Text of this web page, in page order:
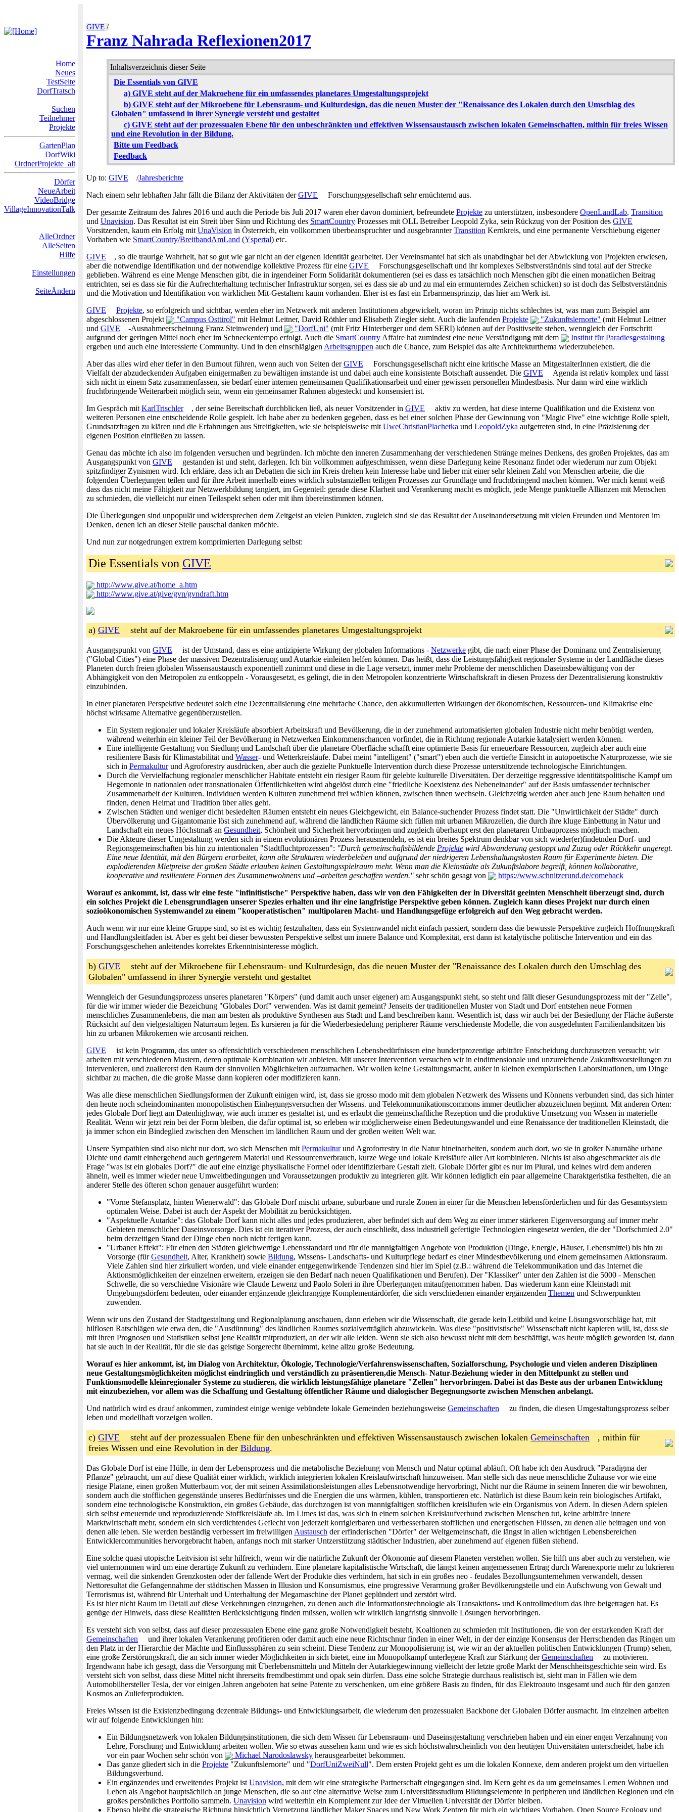
GIVE /
Franz Nahrada Reflexionen2017
Home
Neues
TestSeite
DorfTratsch
Suchen
Teilnehmer
Projekte
GartenPlan
DorfWiki
OrdnerProjekte_alt
Dörfer
NeueArbeit
VideoBridge
VillageInnovationTalk
AlleOrdner
AlleSeiten
Hilfe
Einstellungen
SeiteÄndern
Inhaltsverzeichnis dieser Seite
Die Essentials von GIVE
a) GIVE steht auf der Makroebene für ein umfassendes planetares Umgestaltungsprojekt
b) GIVE steht auf der Mikroebene für Lebensraum- und Kulturdesign, das die neuen Muster der "Renaissance des Lokalen durch den Umschlag des
Globalen" umfassend in ihrer Synergie versteht und gestaltet
c) GIVE steht auf der prozessualen Ebene für den unbeschränkten und effektiven Wissensaustausch zwischen lokalen Gemeinschaften, mithin für freies Wissen
und eine Revolution in der Bildung.
Bitte um Feedback
Feedback
Up to: GIVE /Jahresberichte
Nach einem sehr lebhaften Jahr fällt die Bilanz der Aktivitäten derGIVE
Forschungsgesellschaft sehr ernüchternd aus.
Der gesamte Zeitraum des Jahres 2016 und auch die Periode bis Juli 2017 waren eher davon dominiert, befreundete Projekte zu unterstützen, insbesondere OpenLandLab, Transition
und Unavision. Das Resultat ist ein Streit über Sinn und Richtung des SmartCountry Prozesses mit OLL Betreiber Leopold Zyka, sein Rückzug von der Position des GIVE
Vorsitzenden, kaum ein Erfolg mit UnaVision in Österreich, ein vollkommen überbeanspruchter und ausgebrannterTransition Kernkreis, und eine permanente Verschiebung eigener
Vorhaben wie SmartCountry/BreitbandAmLand (Yspertal) etc.
GIVE
, so die traurige Wahrheit, hat so gut wie gar nicht an der eigenen Identität gearbeitet. Der Vereinsmantel hat sich als unabdingbar bei der Abwicklung von Projekten erwiesen,
aber die notwendige Identifikation und der notwendige kollektive Prozess für eine GIVE
Forschungsgesellschaft und ihr komplexes Selbstverständnis sind total auf der Strecke
geblieben. Während es eine Menge Menschen gibt, die in irgendeiner Form Solidarität dokumentieren (sei es dass es tatsächlich noch Menschen gibt die einen monatlichen Beitrag
entrichten, sei es dass sie für die Aufrechterhaltung technischer Infrastruktur sorgen, sei es dass sie ab und zu mal ein ermunterndes Zeichen schicken) so ist doch das Selbstverständnis
und die Motivation und Identifikation von wirklichen Mit-Gestaltern kaum vorhanden. Eher ist es fast ein Erbarmensprinzip, das hier am Werk ist.
GIVE
Projekte, so erfolgreich und sichtbar, werden eher im Netzwerk mit anderen Institutionen abgewickelt, woran im Prinzip nichts schlechtes ist, was man zum Beispiel am
abgeschlossenen Projekt
"Campus Osttirol" mit Helmut Leitner, David Röthler und Elisabeth Ziegler sieht. Auch die laufenden Projekte "Zukunftslernorte" (mit Helmut Leitner
und GIVE -Ausnahmeerscheinung Franz Steinwender) und "DorfUni" (mit Fritz Hinterberger und dem SERI) können auf der Positivseite stehen, wenngleich der Fortschritt
aufgrund der geringen Mittel noch eher im Schneckentempo erfolgt. Auch die SmartCountry Affaire hat zumindest eine neue Verständigung mit dem
Institut für Paradiesgestaltung
ergeben und auch eine interessierte Community. Und in den einschlägigen Arbeitsgruppen auch die Chance, zum Beispiel das alte Architekturthema wiederzubeleben.
Aber das alles wird eher tiefer in den Burnout führen, wenn auch von Seiten derGIVE
Forschungsgesellschaft nicht eine kritische Masse an MitgestalterInnen existiert, die die
Vielfalt der abzudeckenden Aufgaben einigermaßen zu bewältigen imstande ist und dabei auch eine konsistente Botschaft aussendet. Die GIVE
Agenda ist relativ komplex und lässt
sich nicht in einem Satz zusammenfassen, sie bedarf einer internen gemeinsamen Qualifikationsarbeit und einer gewissen personellen Mindestbasis. Nur dann wird eine wirklich
fruchtbringende Weiterarbeit möglich sein, wenn ein gemeinsamer Rahmen abgesteckt und konsensiert ist.
Im Gespräch mit KarlTrischler , der seine Bereitschaft durchblicken ließ, als neuer Vorsitzender in GIVE
aktiv zu werden, hat diese interne Qualifikation und die Existenz von
weiteren Personen eine entscheidende Rolle gespielt. Ich habe aber zu bedenken gegeben, dass es bei einer solchen Phase der Gewinnung von "Magic Five" eine wichtige Rolle spielt,
Grundsatzfragen zu klären und die Erfahrungen aus Streitigkeiten, wie sie beispielsweise mit UweChristianPlachetka und LeopoldZyka aufgetreten sind, in eine Präzisierung der
eigenen Position einfließen zu lassen.
Genau das möchte ich also im folgenden versuchen und begründen. Ich möchte den inneren Zusammenhang der verschiedenen Stränge meines Denkens, des großen Projektes, das am
Ausgangspunkt von GIVE
gestanden ist und steht, darlegen. Ich bin vollkommen aufgeschmissen, wenn diese Darlegung keine Resonanz findet oder wiederum nur zum Objekt
spitzfindiger Zynismen wird. Ich erkläre, dass ich an Debatten die sich im Kreis drehen kein Interesse habe und lieber mit einer sehr kleinen Zahl von Menschen arbeite, die die
folgenden Überlegungen teilen und für ihre Arbeit innerhalb eines wirklich substanziellen teiligen Prozesses zur Grundlage und fruchtbringend machen können. Wer mich kennt weiß
dass das nicht meine Fähigkeit zur Netzwerkbildung tangiert, im Gegenteil: gerade diese Klarheit und Verankerung macht es möglich, jede Menge punktuelle Allianzen mit Menschen
zu schmieden, die vielleicht nur einen Teilaspekt sehen oder mit ihm übereinstimmen können.
Die Überlegungen sind unpopulär und widersprechen dem Zeitgeist an vielen Punkten, zugleich sind sie das Resultat der Auseinandersetzung mit vielen Freunden und Mentoren im
Denken, denen ich an dieser Stelle pauschal danken möchte.
Und nun zur notgedrungen extrem komprimierten Darlegung selbst:
Die Essentials von GIVE
http://www.give.at/home_a.htm
http://www.give.at/give/gvn/gvndraft.htm
a) GIVE steht auf der Makroebene für ein umfassendes planetares Umgestaltungsprojekt
Ausgangspunkt von GIVE ist der Umstand, dass es eine antizipierte Wirkung der globalen Informations - Netzwerke gibt, die nach einer Phase der Dominanz und Zentralisierung
("Global Cities") eine Phase der massiven Dezentralisierung und Autarkie einleiten helfen können. Das heißt, dass die Leistungsfähigkeit regionaler Systeme in der Landfläche dieses
Planeten durch freien globalen Wissensaustausch exponentiell zunimmt und diese in die Lage versetzt, immer mehr Probleme der menschlichen Daseinsbewältigung von der
Abhängigkeit von den Metropolen zu entkoppeln - Vorausgesetzt, es gelingt, die in den Metropolen konzentrierte Wirtschaftskraft in diesen Prozess der Dezentralisierung konstruktiv
einzubinden.
In einer planetaren Perspektive bedeutet solch eine Dezentralisierung eine mehrfache Chance, den akkumulierten Wirkungen der ökonomischen, Ressourcen- und Klimakrise eine
höchst wirksame Alternative gegenüberzustellen.
Ein System regionaler und lokaler Kreisläufe absorbiert Arbeitskraft und Bevölkerung, die in der zunehmend automatisierten globalen Industrie nicht mehr benötigt werden,
während weiterhin ein kleiner Teil der Bevölkerung in Netzwerken Einkommenschancen vorfindet, die in Richtung regionale Autarkie katalysiert werden können.
Eine intelligente Gestaltung von Siedlung und Landschaft über die planetare Oberfläche schafft eine optimierte Basis für erneuerbare Ressourcen, zugleich aber auch eine
resilientere Basis für Klimastabilität und Wasser- und Wetterkreisläufe. Dabei meint "intelligent" ("smart") eben auch die vertiefte Einsicht in autopoetische Naturprozesse, wie sie
sich in Permakulturund Agroforestry ausdrücken, aber auch die gezielte Punktuelle Intervention durch diese Prozesse unterstützende technologische Einrichtungen.
Durch die Vervielfachung regionaler menschlicher Habitate entsteht ein riesiger Raum für gelebte kulturelle Diversitäten. Der derzeitige reggressive identitätspolitische Kampf um
Hegemonie in nationalen oder transnationalen Öffentlichkeiten wird abgelöst durch eine "friedliche Koexistenz des Nebeneinander" auf der Basis umfassender technischer
Zusammenarbeit der Kulturen. Individuen werden Kulturen zunehmend frei wählen können, zwischen ihnen wechseln. Gleichzeitig werden aber auch jene Raum behalten und
finden, denen Heimat und Tradition über alles geht.
Zwischen Städten und weniger dicht besiedelten Räumen entsteht ein neues Gleichgewicht, ein Balance-suchender Prozess findet statt. Die "Unwirtlichkeit der Städte" durch
Übervölkerung und Gigantomanie löst sich zunehmend auf, während die ländlichen Räume sich füllen mit urbanen Mikrozellen, die durch ihre kluge Einbettung in Natur und
Landschaft ein neues Höchstmaß an Gesundheit, Schönheit und Sicherheit hervorbringen und zugleich überhaupt erst den planetaren Umbauprozess mögliuch machen.
Die Akteure dieser Umgestaltung werden sich in einem evolutionären Prozess herausmendeln, es ist ein breites Spektrum denkbar von sich wieder(er)findetnden Dorf- und
Regionsgemeinschaften bis hin zu intentionalen "Stadtfluchtprozessen": "Durch gemeinschaftsbildende Projekte wird Abwanderung gestoppt und Zuzug oder Rückkehr angeregt.
Eine neue Identität, mit den Bürgern erarbeitet, kann alte Strukturen wiederbeleben und aufgrund der niedrigeren Lebenshaltungskosten Raum für Experimente bieten. Die
explodierenden Mietpreise der großen Städte erlauben keinen Gestaltungsspielraum mehr. Wenn man die Kleinstädte als Zukunftslabore begreift, können kollaborative,
kooperative und resilientere Formen des Zusammenwohnens und –arbeiten geschaffen werden." sehr schön gesagt von
https://www.schnitzerund.de/comeback
Worauf es ankommt, ist, dass wir eine feste "infinitistische" Perspektive haben, dass wir von den Fähigkeiten der in Diversität geeinten Menschheit überzeugt sind, durch
ein solches Projekt die Lebensgrundlagen unserer Spezies erhalten und ihr eine langfristige Perspektive geben können. Zugleich kann dieses Projekt nur durch einen
sozioökonomischen Systemwandel zu einem "kooperatistischen" multipolaren Macht- und Handlungsgefüge erfolgreich auf den Weg gebracht werden.
Auch wenn wir nur eine kleine Gruppe sind, so ist es wichtig festzuhalten, dass ein Systemwandel nicht einfach passiert, sondern dass die bewusste Perspektive zugleich Hoffnungskraft
und Handlungsleitfaden ist. Aber es geht bei dieser bewussten Perspektive selbst um innere Balance und Komplexität, erst dann ist katalytische politische Intervention und ein das
Forschungsgeschehen anleitendes korrektes Erkenntnisinteresse möglich.
b) GIVE
steht auf der Mikroebene für Lebensraum- und Kulturdesign, das die neuen Muster der "Renaissance des Lokalen durch den Umschlag des
Globalen" umfassend in ihrer Synergie versteht und gestaltet
Wenngleich der Gesundungsprozess unseres planetaren "Körpers" (und damit auch unser eigener) am Ausgangspunkt steht, so steht und fällt dieser Gesundungsprozess mit der "Zelle",
für die wir immer wieder die Bezeichung "Globales Dorf" verwenden. Was ist damit gemeint? Jenseits der traditionellen Muster von Stadt und Dorf entstehen neue Formen
menschliches Zusammenlebens, die man am besten als produktive Synthesen aus Stadt und Land beschreiben kann. Wesentlich ist, dass wir auch bei der Besiedlung der Fläche äußerste
Rücksicht auf den vielgestaltigen Naturraum legen. Es kursieren ja für die Wiederbesiedelung peripherer Räume verschiedenste Modelle, die von ausgedehnten Familienlandsitzen bis
hin zu urbanen Mikrokernen wie arcosanti reichen.
GIVE
ist kein Programm, das unter so offensichtlich verschiedenen menschlichen Lebensbedürfnissen eine hundertprozentige arbiträre Entscheidung durchzusetzen versucht; wir
arbeiten mit verschiedenen Mustern, deren optimale Kombination wir anbieten. Mit unserer Intervention versuchen wir in eindimensionale und unzureichende Zukunftsvorstellungen zu
intervenieren, und zuallererst den Raum der sinnvollen Möglichkeiten aufzumachen. Wir wollen keine Gestaltungsmacht, außer in kleinen exemplarischen Laborsituationen, um Dinge
sichtbar zu machen, die die große Masse dann kopieren oder modifizieren kann.
Was alle diese menschlichen Siedlungsformen der Zukunft einigen wird, ist, dass sie grosso modo mit dem globalen Netzwerk des Wissens und Könnens verbunden sind, das sich hinter
den heute noch scheindominanten monopolistischen Einhegungsversuchen der Wissens. und Telekommunikationscommons immer deutlicher abzuzeichnen beginnt. Mit anderen Orten:
jedes Globale Dorf liegt am Datenhighway, wie auch immer es gestaltet ist, und es erlaubt die gemeinschaftliche Rezeption und die produktive Umsetzung von Wissen in materielle
Realität. Wenn wir jetzt rein bei der Form bleiben, die dafür optimal ist, so erleben wir möglicherweise einen Bedeutungswandel und eine Renaissance der traditionellen Kleinstadt, die
ja immer schon ein Bindeglied zwischen den Menschen im ländlichen Raum und der großen weiten Welt war.
Unsere Sympathien sind also nicht nur dort, wo sich Menschen mit Permakulturund Agroforrestry in die Natur hineinarbeiten, sondern auch dort, wo sie in großer Naturnähe urbane
Dichte und damit einhergehend auch geringerem Material und Ressourcenverbrauch, kurze Wege und lokale Kreisläufe aller Art kombinieren. Nichts ist also abgeschmackter als die
Frage "was ist ein globales Dorf?" die auf eine einzige physikalische Formel oder identifizierbare Gestalt zielt. Globale Dörfer gibt es nur im Plural, und keines wird dem anderen
ähneln, weil es immer wieder neue Umweltbedingungen und Voraussetzungen produktiv zu integrieren gilt. Wir können lediglich ein paar allgemeine Charaktgeristika festhelten, die an
anderer Stelle des öfteren schon genauer ausgeführt wurden:
"Vorne Stefansplatz, hinten Wienerwald": das Globale Dorf mischt urbane, suburbane und rurale Zonen in einer für die Menschen lebensförderlichen und für das Gesamtsystem
optimalen Weise. Dabei ist auch der Aspekt der Mobilität zu berücksichtigen.
"Aspektuelle Autarkie": das Globale Dorf kann nicht alles und jedes produzieren, aber befindet sich auf dem Weg zu einer immer stärkeren Eigenversorgung auf immer mehr
Gebieten menschlicher Daseinsvorsorge. Dies ist ein iterativer Prozess, der auch einschließt, dass industriell gefertigte Technologien eingesetzt werden, die der "Dorfschmied 2.0"
beim derzeitigen Stand der Dinge eben noch nicht fertigen kann.
"Urbaner Effekt": Für einen den Städten gleichwertige Lebensstandard und für die mannigfaltigen Angebote von Produktion (Dinge, Energie, Häuser, Lebensmittel) bis hin zu
Vorsorge (fürGesundheit, Alter, Krankheit) sowie Bildung, Wissens- Landschafts- und Kulturpflege bedarf es einer Mindestbevölkerung und einem gemeinsamen Aktionsraum.
Viele Zahlen sind hier zirkuliert worden, und viele einander entgegenwirkende Tendenzen sind hier im Spiel (z.B.: während die Telekommunikation und das Internet die
Aktionsmöglichkeiten der einzelnen erweitern, erzeigen sie den Bedarf nach neuen Qualifikationen und Berufen). Der "Klassiker" unter den Zahlen ist die 5000 - Menschen
Schwelle, die so verschiedne Visionäre wie Claude Lewenz und Paolo Soleri in ihre Überlegungen mitaufgenommen haben. Das wiederum kann eine Kleinstadt mit
Umgebungsdörfern bedeuten, oder einander ergänzende gleichrangige Komplementärdörfer, die sich verschiedenen einander ergänzenden Themen und Schwerpunkten
zuwenden.
Wenn wir uns den Zustand der Stadtgestaltung und Regionalplanung anschauen, dann erleben wir die Wissenschaft, die gerade kein Leitbild und keine Lösungsvorschläge hat, mit
hilflosen Ratschlägen wie etwa den, die "Ausdünnung" des ländlichen Raumes sozialverträglich abzuwickeln. Was diese "positivistische" Wissenschaft nicht kapieren will, ist, dass sie
mit ihren Prognosen und Statistiken selbst jene Realität mitproduziert, an der wir alle leiden. Wenn sie sich also bewusst nicht mit dem beschäftigt, was heute möglich geworden ist, dann
hat sie auch in der Realität, für die sie das geistige Sorgerecht übernimmt, keine allzu große Bedeutung.
Worauf es hier ankommt, ist, im Dialog von Architektur, Ökologie, Technologie/Verfahrenswissenschaften, Sozialforschung, Psychologie und vielen anderen Disziplinen
neue Gestaltungsmöglichkeiten möglichst eindringlich und verständlich zu präsentieren,die Mensch- Natur-Beziehung wieder in den Mittelpunkt zu stellen und
Funktionsmodelle kleinregionaler Systeme zu studieren, die wirklich leistungsfähige planetare "Zellen" hervorbringen. Dabei ist das Beste aus der urbanen Entwicklung
mit einzubeziehen, vor allem was die Schaffung und Gestaltung öffentlicher Räume und dialogischer Begegnungsorte zwischen Menschen anbelangt.
Und natürlich wird es drauf ankommen, zumindest einige wenige vebündete lokale Gemeinden beziehungsweise Gemeinschaften
zu finden, die diesen Umgestaltungsprozess selber
leben und modellhaft vorzeigen wollen.
c) GIVE steht auf der prozessualen Ebene für den unbeschränkten und effektiven Wissensaustausch zwischen lokalen Gemeinschaften
, mithin für
freies Wissen und eine Revolution in der Bildung.
Das Globale Dorf ist eine Hülle, in dem der Lebensprozess und die metabolische Beziehung von Mensch und Natur optimal abläuft. Oft habe ich den Ausdruck "Paradigma der
Pflanze" gebraucht, um auf diese Qualität einer wirklich, wirklich integrierten lokalen Kreislaufwirtschaft hinzuweisen. Man stelle sich das neue menschliche Zuhause vor wie eine
riesige Platane, einen großen Mutterbaum vor, der mit seinen Assimilationsleistungen alles Lebensnotwendige hervorbringt, Nicht nur die Räume in seinem Inneren die wir bewohnen,
sondern auch die stofflichen gegenstände unseres Bedürfnisses und die Energien die uns wärmen, kühlen, transportieren etc. Natürlich ist diese Baum kein rein biologisches Artifakt,
sondern eine technologische Konstruktion, ein großes Gebäude, das durchzogen ist von mannigfaltigen stofflichen kreisläufen wie ein Organismus von Adern. In diesen Adern spielen
sich selbst erneuernde und reproduzierende Stoffkreisläufe ab. Im Limes ist das, was sich in einem solchen Kreislaufverbund zwischen Menschen tut, keine arbiträre innere
Marktwirtschaft mehr, sondern ein sich verdichtendes Geflecht von jederzeit korrigierbaren und verbesserbaren stofflichen und energetischen Flüssen, zu denen alle beitragen und von
denen alle leben. Sie werden beständig verbessert im freiwilligen Austausch der erfinderischen "Dörfer" der Weltgemeinschaft, die längst in allen wichtigen Lebensbereichen
Entwicklercommunities hervorgebracht haben, anfangs noch mit starker Untzerstützung städtischer Industrien, aber zunehmend auf eigenen füßen stehend.
Eine solche quasi utopische Leitvision ist sehr hilfreich, wenn wir die natürliche Zukunft der Ökonomie auf diesem Planeten verstehen wollen. Sie hilft uns aber auch zu verstehen, wie
viel unternommen wird um eine derartige Zukunft zu verhindern. Eine planetare kapitalistische Wirtschaft, die längst keinen angemessenen Ertrag durch Warenexporte mehr zu lukrieren
vermag, weil die sinkenden Grenzkosten oder der fallende Wert der Produkte dies verhindern, hat sich in ein großes neo - feudales Bezollungsunternehmen verwandelt, dessen
Nettoresultat die Gefangennahme der städtischen Massen in Illusion und Konsumismus, eine progressive Verarmung großer Bevölkerungsteile und ein Aufschwung von Gewalt und
Terrorismus ist, während für Unterhalt und Unterhaltung der Megamaschine der Planet geplündert und zerstört wird.
Es ist hier nicht Raum im Detail auf diese Verkehrungen einzugehen, zu denen auch die Informationstechnologie als Transaktions- und Kontrollmedium das ihre beigetragen hat. Es
genüge der Hinweis, dass diese Realitäten Berücksichtigung finden müssen, wollen wir wirklich langfristig sinnvolle Lösungen hervorbringen.
Es versteht sich von selbst, dass auf dieser prozessualen Ebene eine ganz große Notwendigkeit besteht, Koaltionen zu schmieden mit Institutionen, die von der erstarkenden Kraft der
Gemeinschaften
und ihrer lokalen Verankerung profitieren oder damit auch eine neue Richtschnur finden in einer Welt, in der der einzige Konsensus der Herrschenden das Ringen um
den Platz in der Hierarchie der Mächte und Einflusssphären zu sein scheint. Diese Tendenz zur Monopolisierung ist, wie wir an der aktuellen politischen Entwicklungen (Trump) sehen,
eine große Zerstörungskraft, die an sich immer wieder Möglichkeiten in sich bietet, eine im Monopolkampf unterlegene Kraft zur Stärkung derGemeinschaften
zu motivieren.
Irgendwann habe ich gesagt, dass die Versorgung mit Überlebensmitteln und Mitteln der Autarkiegewinnung vielleicht der letzte große Markt der Menschheitsgeschichte sein wird. Es
versteht sich von selbst, dass diese Mittel nicht ihrerseits fremdbestimmt und opak sein dürfen. Dass eine solche Strategie durchaus realistisch ist, sieht man in Fällen wie dem
Automobilhersteller Tesla, der vor einigen Jahren angeboten hat seine Patente zu verschenken, um eine größere Basis zu finden, für das Elektroauto insgesamt und auch für den ganzen
Kosmos an Zulieferprodukten.
Freies Wissen ist die Existenzbedingung dezentrale Bildungs- und Entwicklungsarbeit, die wiederum den prozessualen Backbone der Globalen Dörfer ausmacht. Im einzelnen arbeiten
wir auf folgende Entwicklungen hin:
Ein Bildungsnetzwerk von lokalen Bildungsinstitutionen, die sich dem Wissen für Lebensraum- und Daseinsgestaltung verschrieben haben und ein einer engen Verzahnung von
Lehre, Forschung und Entwicklung arbeiten wollen. Wie so etwas aussehen kann und wie es sich höchstwahrscheinlich von den heutigen Universitäten unterscheidet, habe ich
vor ein paar Wochen sehr schön von
Michael Narodoslawsky herausgearbeitet bekommen.
Das ganze gliedert sich in die Projekte "Zukunftslernorte" und "DorfUniZweiNull". Dem ersten Projekt geht es um die lokalen Konnexe, dem anderen projekt um den virtuellen
Bildungsverbund.
Ein ergänzendes und erweitendes Projekt ist Unavision, mit dem wir eine strategische Partnerschaft eingegangen sind. Im Kern geht es da um gemeinsames Lernen Wohnen und
Leben als Angebot hauptsächlich an junge Menschen, die so auf eine alternative Weise zum Universitätsstudium Bildungselemente in peripheren und ländlichen Regionen und ein
großes persönliches Portfolio sammeln. Unavision wird weiterhin ein Komplement zur Idee der Virtuellen Universität der Dörfer bleiben.
Ebenso bleibt die strategische Richtung hinsichtlich Vernetzung ländlicher Maker Spaces und New Work Zentren für mich ein wichtiges Vorhaben. Open Source Ecology und